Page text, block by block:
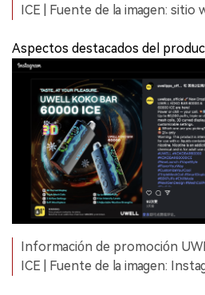
ICE | Fuente de la imagen: sitio
Aspectos destacados del
Información de promoción
ICE | Fuente de la imagen: